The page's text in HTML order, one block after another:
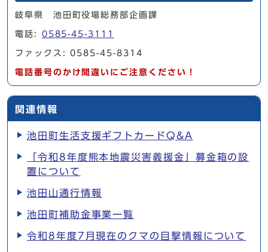
岐阜県 池田町役場総務部企画課
電話: 0585-45-3111
ファックス: 0585-45-8314
電話番号のかけ間違いにご注意ください！
関連情報
池田町生活支援ギフトカードQ&A
「令和8年度熊本地震災害義援金」募金箱の設
置について
池田山通行情報
池田町補助金事業一覧
令和8年度7月現在のクマの目撃情報について